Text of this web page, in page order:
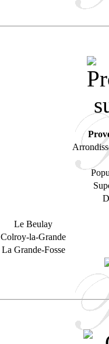
Le Beulay
Colroy-la-Grande
La Grande-Fosse